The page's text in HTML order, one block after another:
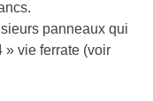
panneaux qui
» vie ferrate (voir